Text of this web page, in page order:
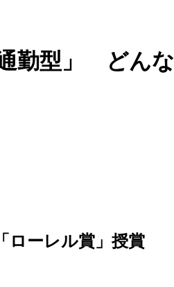
勤型」 どんな
ーレル賞」授賞